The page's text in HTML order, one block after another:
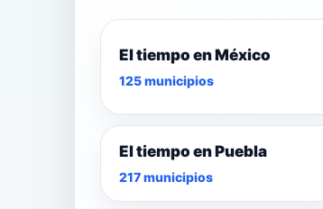
El tiempo en México
125 municipios
El tiempo en Puebla
217 municipios